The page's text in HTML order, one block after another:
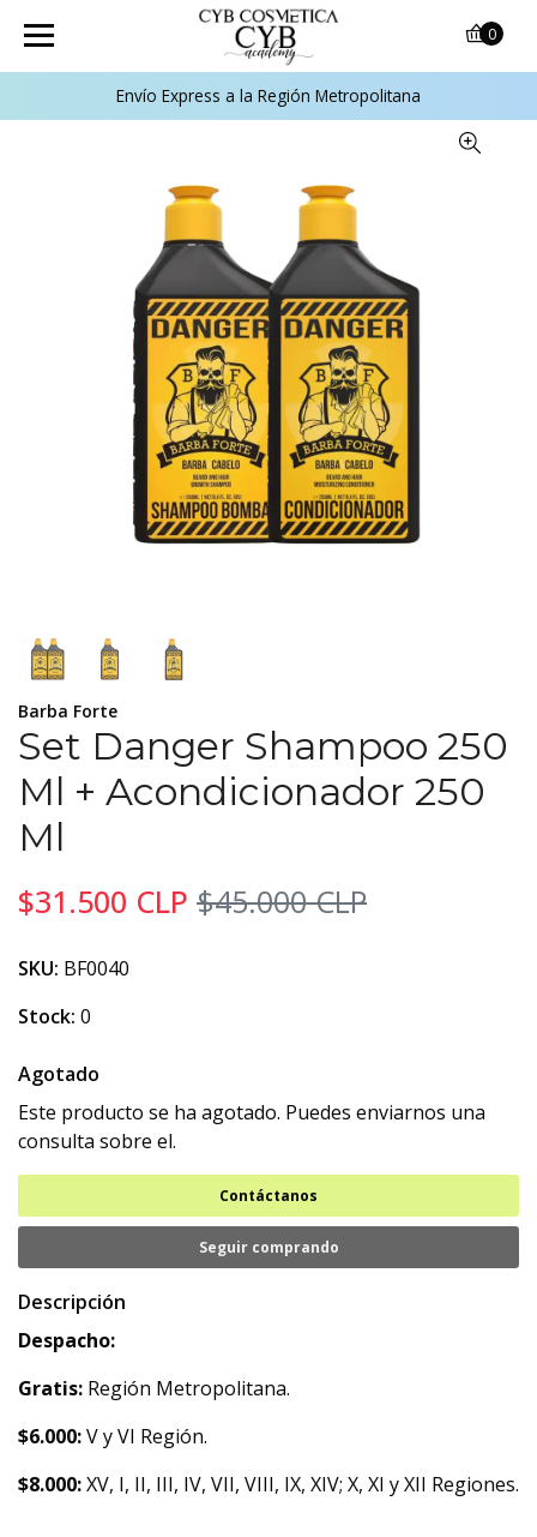
Envío Express a la Región Metropolitana
0
Barba Forte
Set Danger Shampoo 250
Ml + Acondicionador 250
Ml
$31.500 CLP $45.000 CLP
SKU: BF0040
Stock: 0
Agotado
Este producto se ha agotado. Puedes enviarnos una
consulta sobre el.
Contáctanos
Seguir comprando
Descripción
Despacho:
Gratis: Región Metropolitana.
$6.000:V y VI Región.
$8.000:XV, I, II, III, IV, VII, VIII, IX, XIV; X, XI y XII Regiones.